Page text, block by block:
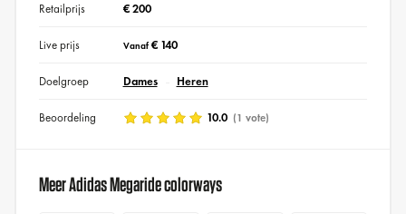
Retailprijs € 200
Live prijs Vanaf€ 140
Doelgroep Dames Heren
Beoordeling 10.0 (1 vote)
Meer Adidas Megaride colorways